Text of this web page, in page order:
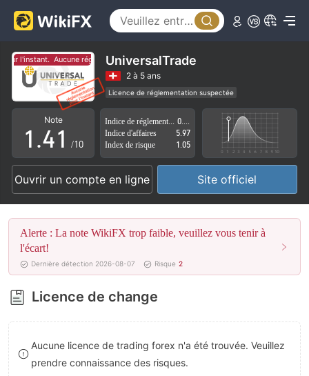
l'instant. Aucune réglementation pour l'instant.
UniversalTrade
2 à 5 ans
Licence de réglementation suspectée
Région d'affaires suspectée
Risque élevé potentiel
Note
0
1
2
3
4
5
6
7
8
9
.
0
1
2
3
4
5
6
7
8
9
0
1
2
3
4
6
7
8
9
/10
Indice d'affaires
5.97
Index de risque
1.05
Ouvrir un compte en ligne Site officiel
Alerte : La note WikiFX trop faible, veuillez vous tenir à
l'écart!
Dernière détection 2026-08-07 Risque 2
Licence de change
Aucune licence de trading forex n'a été trouvée. Veuillez
prendre connaissance des risques.